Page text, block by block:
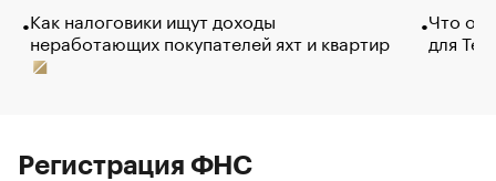
Как налоговики ищут доходы
неработающих покупателей яхт и квартир
Что
для
Регистрация ФНС